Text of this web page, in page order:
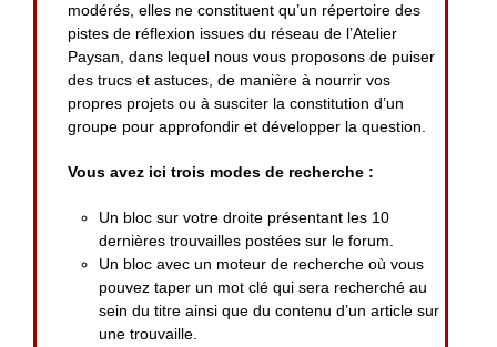
modérés, elles ne constituent qu’un répertoire des
pistes de réflexion issues du réseau de l’Atelier
Paysan, dans lequel nous vous proposons de puiser
des trucs et astuces, de manière à nourrir vos
propres projets ou à susciter la constitution d’un
groupe pour approfondir et développer la question.
Vous avez ici trois modes de recherche :
Un bloc sur votre droite présentant les 10
dernières trouvailles postées sur le forum.
Un bloc avec un moteur de recherche où vous
pouvez taper un mot clé qui sera recherché au
sein du titre ainsi que du contenu d’un article sur
une trouvaille.